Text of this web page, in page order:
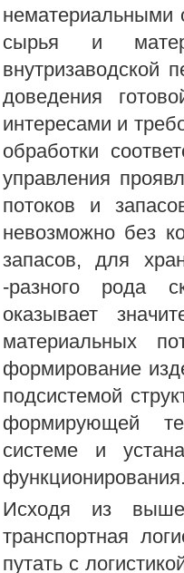
нематериальными
сырья и
внутризаводской
доведения
интересами и
обработки
управления
потоков и
невозможно без
запасов, для
-разного рода
оказывает
материальных
формирование
подсистемой
формирующей
системе и
Исходя из
транспортная
путать с